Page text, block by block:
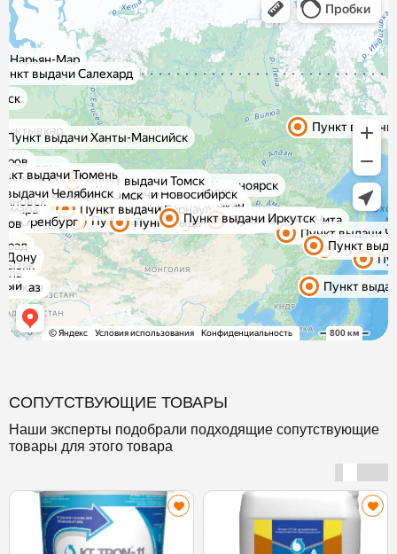
СОПУТСТВУЮЩИЕ ТОВАРЫ
Наши эксперты подобрали подходящие сопутствующие
товары для этого товара